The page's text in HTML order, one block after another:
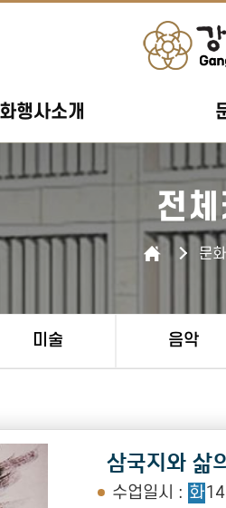
행사소개
전
문
미술 음악
삼국지와 삶
수업일시 : 화